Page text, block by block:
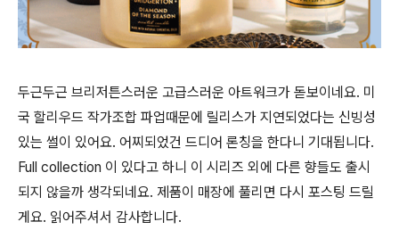
두근두근 브리저튼스러운 고급스러운 아트워크가 돋보이네요. 미
국 할리우드 작가조합 파업때문에 릴리스가 지연되었다는 신빙성
있는 썰이 있어요. 어찌되었건 드디어 론칭을 한다니 기대됩니다.
Full collection 이 있다고 하니 이 시리즈 외에 다른 향들도 출시
되지 않을까 생각되네요. 제품이 매장에 풀리면 다시 포스팅 드릴
게요. 읽어주셔서 감사합니다.